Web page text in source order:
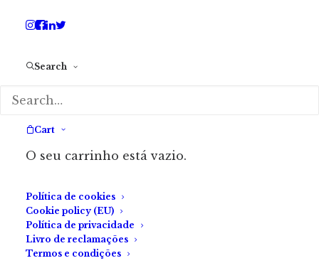
Search
Cart
O seu carrinho está vazio.
Política de cookies
Cookie policy (EU)
Política de privacidade
Livro de reclamações
Termos e condições
Ortográfico de 1945
SOBRE A AUTORA
Cláudia Passarinho
Cláudia Passarinho nasce no ano de 1980, em
Lisboa. Ligou-se à Psicologia desde muito cedo.